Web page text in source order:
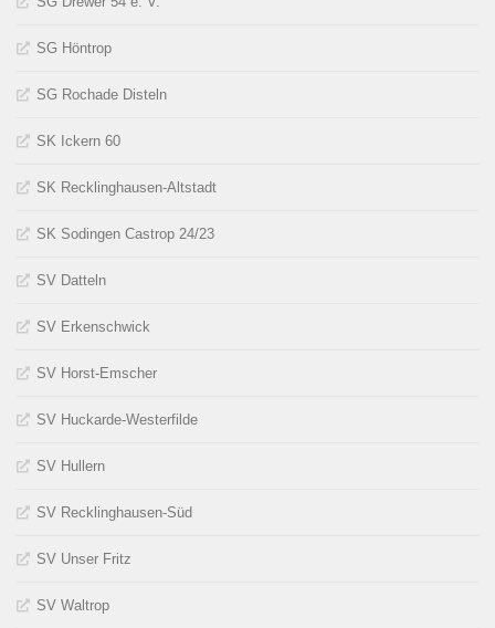
SG Höntrop
SG Rochade Disteln
SK Ickern 60
SK Recklinghausen-Altstadt
SK Sodingen Castrop 24/23
SV Datteln
SV Erkenschwick
SV Horst-Emscher
SV Huckarde-Westerfilde
SV Hullern
SV Recklinghausen-Süd
SV Unser Fritz
SV Waltrop